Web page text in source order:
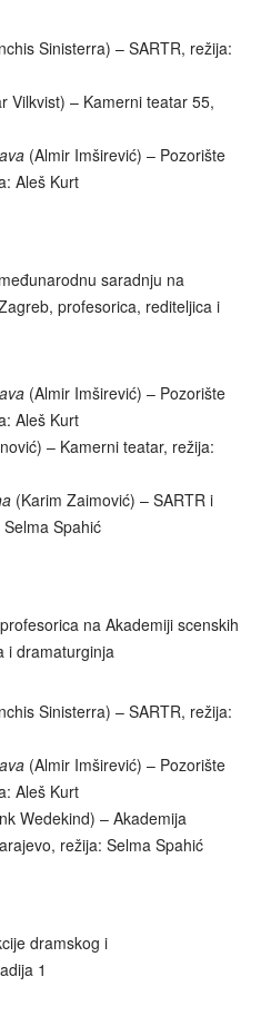
Sinisterra) – SARTR, režija:
Vilkvist) – Kamerni teatar 55,
(Almir Imširević) – Pozorište
Aleš Kurt
saradnju na
profesorica, rediteljica i
(Almir Imširević) – Pozorište
Aleš Kurt
– Kamerni teatar, režija:
(Karim Zaimović) – SARTR i
Spahić
na Akademiji scenskih
i dramaturginja
Sinisterra) – SARTR, režija:
(Almir Imširević) – Pozorište
Aleš Kurt
Wedekind) – Akademija
režija: Selma Spahić
dramskog i
1